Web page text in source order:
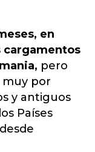
en
cargamentos
pero
muy por
y antiguos
Países